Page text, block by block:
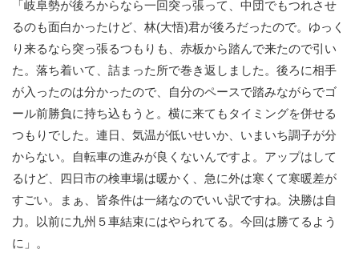
「岐阜勢が後ろからなら一回突っ張って、中団でもつれさせ
るのも面白かったけど、林(大悟)君が後ろだったので。ゆっく
り来るなら突っ張るつもりも、赤板から踏んで来たので引い
た。落ち着いて、詰まった所で巻き返しました。後ろに相手
が入ったのは分かったので、自分のペースで踏みながらでゴ
ール前勝負に持ち込もうと。横に来てもタイミングを併せる
つもりでした。連日、気温が低いせいか、いまいち調子が分
からない。自転車の進みが良くないんですよ。アップはして
るけど、四日市の検車場は暖かく、急に外は寒くて寒暖差が
すごい。まぁ、皆条件は一緒なのでいい訳ですね。決勝は自
力。以前に九州５車結束にはやられてる。今回は勝てるよう
に」。